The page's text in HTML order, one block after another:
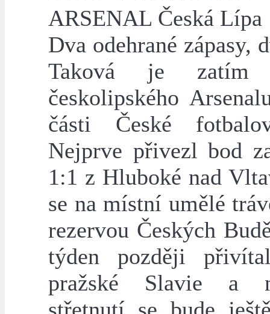
ARSENAL Česká Lípa
Dva odehrané zápasy,
Taková je zatím
českolipského
části České
Nejprve přivezl bod
1:1 z Hluboké nad
se na místní umělé
rezervou Českých
týden později
pražské Slavie a